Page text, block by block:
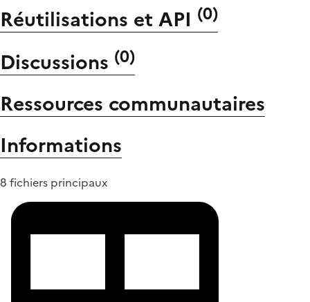
Réutilisations et API (0)
Discussions (0)
Ressources communautaires
Informations
8 fichiers principaux